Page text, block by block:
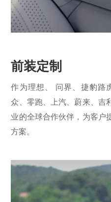
前装定制
作为理想、 问界、捷豹路
众、零跑、上汽、蔚来、吉
业的全球合作伙伴，为客户
方案。